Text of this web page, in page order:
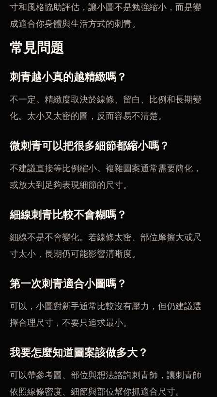
寸和風格協助評估，讓小圖不是勉強縮小，而是變
成適合你身體與生活方式的刺青。
常見問題
刺青越小真的越精緻嗎？
不一定。精緻度取決於線條、留白、比例和長期變
化。太小又太密的圖，反而容易不清楚。
微刺青可以把很多細節都縮小嗎？
不建議直接等比例縮小。複雜圖案通常需要簡化，
或放大到足夠表現細節的尺寸。
細線刺青比較不會糊嗎？
細線不是不會變化。若線條太密、部位摩擦大或尺
寸太小，長期仍可能影響清晰度。
第一次刺青適合小圖嗎？
可以，小圖對新手通常比較沒有壓力，但仍建議選
擇合理尺寸，不要只追求最小。
我要怎麼知道圖案該做多大？
可以帶參考圖、部位與想法諮詢刺青師，讓刺青師
依照線條密度、細節與部位幫你抓適合尺寸。